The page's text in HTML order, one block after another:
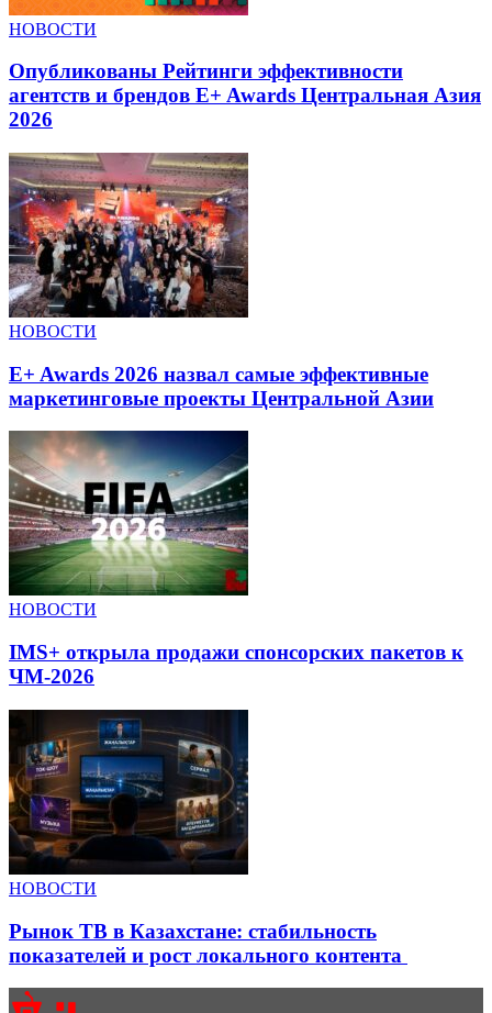
НОВОСТИ
Опубликованы Рейтинги эффективности
агентств и брендов E+ Awards Центральная Азия
2026
НОВОСТИ
E+ Awards 2026 назвал самые эффективные
маркетинговые проекты Центральной Азии
НОВОСТИ
IMS+ открыла продажи спонсорских пакетов к
ЧМ-2026
НОВОСТИ
Рынок ТВ в Казахстане: стабильность
показателей и рост локального контента